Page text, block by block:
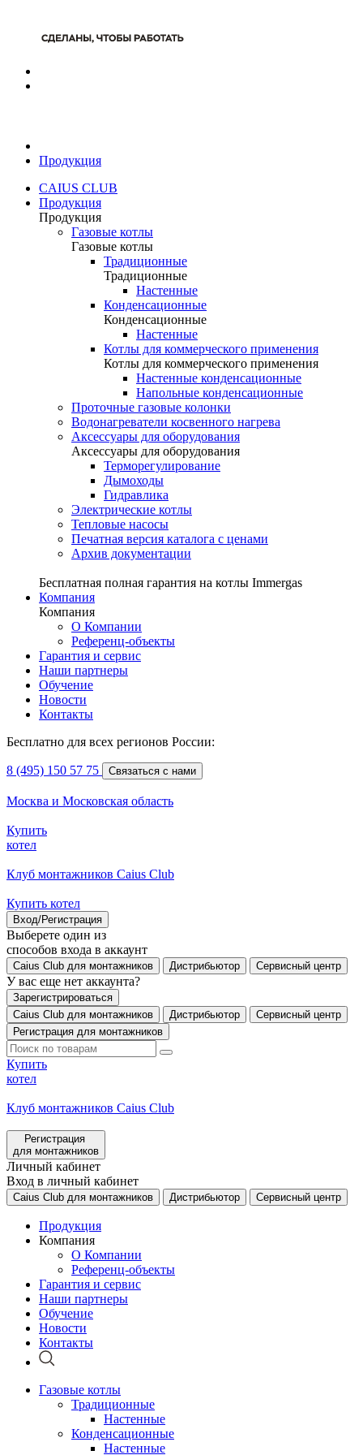
Продукция
CAIUS CLUB
Продукция
Продукция
Газовые котлы
Газовые котлы
Традиционные
Традиционные
Настенные
Конденсационные
Конденсационные
Настенные
Котлы для коммерческого применения
Котлы для коммерческого применения
Настенные конденсационные
Напольные конденсационные
Проточные газовые колонки
Водонагреватели косвенного нагрева
Аксессуары для оборудования
Аксессуары для оборудования
Терморегулирование
Дымоходы
Гидравлика
Электрические котлы
Тепловые насосы
Печатная версия каталога с ценами
Архив документации
Бесплатная полная гарантия на котлы Immergas
Компания
Компания
О Компании
Референц-объекты
Гарантия и сервис
Наши партнеры
Обучение
Новости
Контакты
Бесплатно для всех регионов России:
8 (495) 150 57 75 Связаться с нами
Москва и Московская область
Купить
котел
Клуб монтажников Caius Club
Купить котел
Вход/Регистрация
Выберете один из
способов входа в аккаунт
Caius Club для монтажников Дистрибьютор Сервисный центр
У вас еще нет аккаунта?
Зарегистрироваться
Caius Club для монтажников
Дистрибьютор
Сервисный центр
Регистрация для монтажников
Купить
котел
Клуб монтажников Caius Club
Регистрация
для монтажников
Личный кабинет
Вход в личный кабинет
Caius Club для монтажников Дистрибьютор Сервисный центр
Продукция
Компания
О Компании
Референц-объекты
Гарантия и сервис
Наши партнеры
Обучение
Новости
Контакты
Газовые котлы
Традиционные
Настенные
Конденсационные
Настенные